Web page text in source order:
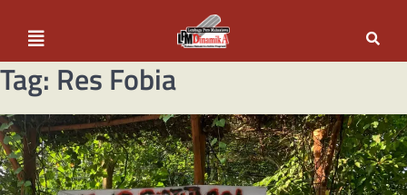
Tag: Res Fobia